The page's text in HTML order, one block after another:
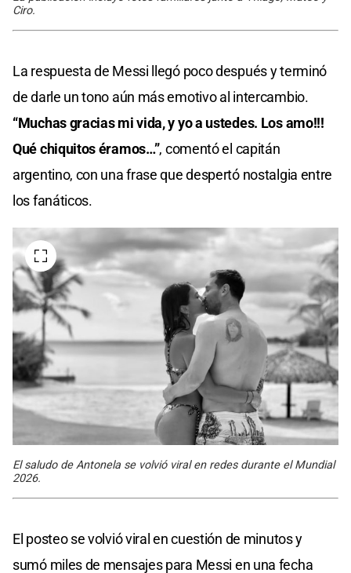
Ciro.
La respuesta de Messi llegó poco después y terminó
de darle un tono aún más emotivo al intercambio.
“Muchas gracias mi vida, y yo a ustedes. Los amo!!!
Qué chiquitos éramos…”, comentó el capitán
argentino, con una frase que despertó nostalgia entre
los fanáticos.
El saludo de Antonela se volvió viral en redes durante el Mundial
2026.
El posteo se volvió viral en cuestión de minutos y
sumó miles de mensajes para Messi en una fecha